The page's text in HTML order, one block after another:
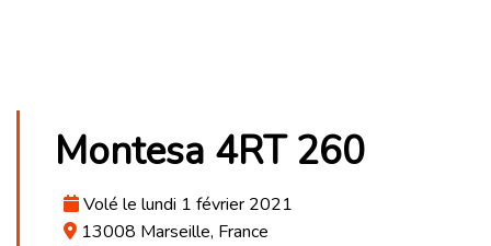
Montesa 4RT 260
Volé le lundi 1 février 2021
13008 Marseille, France